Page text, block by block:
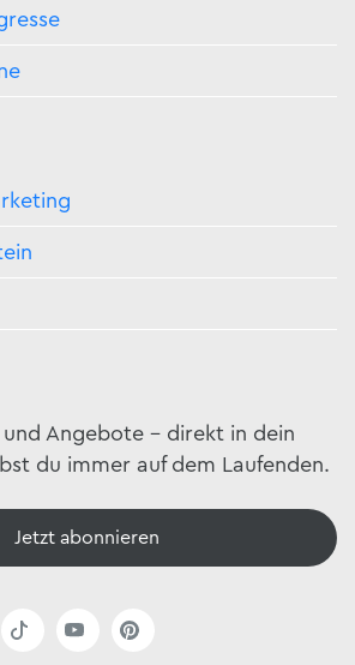
und Angebote – direkt in dein
du immer auf dem Laufenden.
Jetzt abonnieren